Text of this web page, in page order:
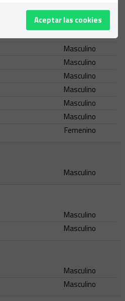
Masculino
Masculino
Masculino
Masculino
Masculino
Masculino
Masculino
Femenino
Masculino
Masculino
Masculino
Masculino
Masculino
Aceptar las cookies